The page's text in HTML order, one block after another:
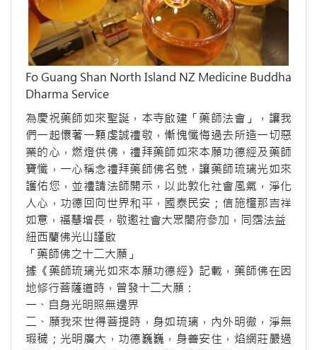
Fo Guang Shan North Island NZ Medicine Buddha
Dharma Service
為慶祝藥師如來聖誕，本寺啟建「藥師法會」，讓我
們一起懷著一顆虔誠禮敬，慚愧懺悔過去所造一切惡
業的心，燃燈供佛，禮拜藥師如來本願功德經及藥師
寶懺，一心稱念禮拜藥師佛名號，讓藥師琉璃光如來
護佑您，並禮請法師開示，以此敦化社會風氣，淨化
人心，功德回向世界和平，國泰民安；信施檀那吉祥
如意，福慧增長，敬邀社會大眾閤府參加，同霑法益
紐西蘭佛光山謹啟
「藥師佛之十二大願」
據《藥師琉璃光如來本願功德經》記載，藥師佛在因
地修行菩薩道時，曾發十二大願：
一、自身光明照無邊界
二、願我來世得菩提時，身如琉璃，內外明徹，淨無
瑕穢；光明廣大，功德巍巍，身善安住，焰網莊嚴過